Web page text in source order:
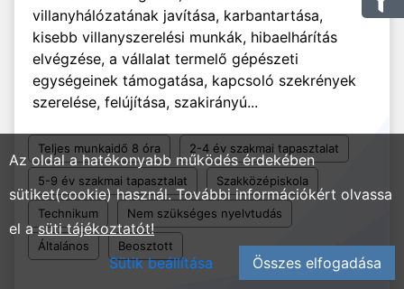
villanyhálózatának javítása, karbantartása,
kisebb villanyszerelési munkák, hibaelhárítás
elvégzése, a vállalat termelő gépészeti
egységeinek támogatása, kapcsoló szekrények
szerelése, felújítása, szakirányú...
Teljes munkaidő 8 óra 2-4 év szakmai tapasztalat
5-9 év szakmai tapasztalat Szakközépiskola
Technikum Nem szükséges nyelvtudás
Általános Beosztott
Az oldal a hatékonyabb működés érdekében
sütiket(cookie) használ. További információkért olvassa
el asüti tájékoztatót!
Sütik beállítása
Összes elfogadása